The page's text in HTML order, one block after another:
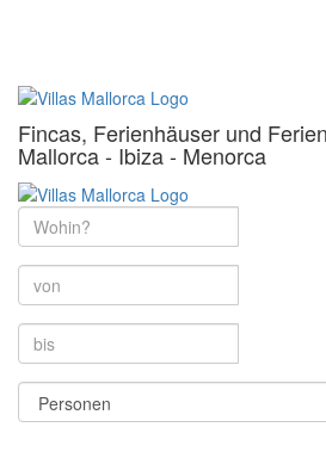
Fincas, Ferienhäuser und
Mallorca - Ibiza - Menorca